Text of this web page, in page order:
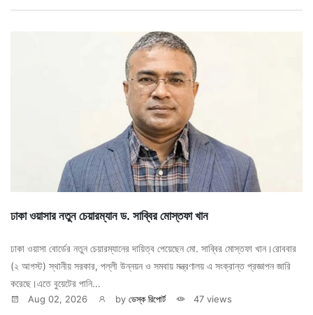
ঢাকা ওয়াসার নতুন চেয়ারম্যান ​ড. সাব্বির মোস্তফা খান
ঢাকা ওয়াসা বোর্ডের নতুন চেয়ারম্যানের দায়িত্ব পেয়েছেন মো. সাব্বির মোস্তফা খান। ​রোববার
(২ আগস্ট) স্থানীয় সরকার, পল্লী উন্নয়ন ও সমবায় মন্ত্রণালয় এ সংক্রান্ত প্রজ্ঞাপন জারি
করেছে। ​এতে বুয়েটের পানি...
Aug 02, 2026 by ডেস্ক রিপোর্ট 47 views